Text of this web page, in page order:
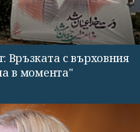
Връзката с върховния
в момента"